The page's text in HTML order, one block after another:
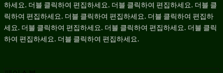
하세요. 더블 클릭하여 편집하세요. 더블 클릭하여 편집하세요. 더블 클
릭하여 편집하세요. 더블 클릭하여 편집하세요. 더블 클릭하여 편집하
세요. 더블 클릭하여 편집하세요. 더블 클릭하여 편집하세요. 더블 클릭
하여 편집하세요. 더블 클릭하여 편집하세요.